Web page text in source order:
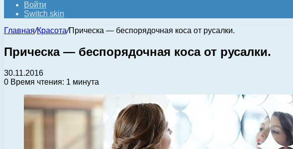
Войти
Switch skin
Главная/Красота/Прическа — беспорядочная коса от русалки.
Прическа — беспорядочная коса от русалки.
30.11.2016
0 Время чтения: 1 минута